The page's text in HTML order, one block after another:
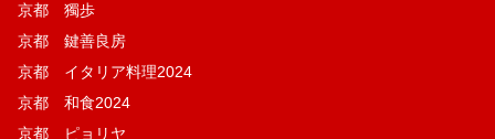
京都 獨歩
京都 鍵善良房
京都 イタリア料理2024
京都 和食2024
京都 ピョリヤ